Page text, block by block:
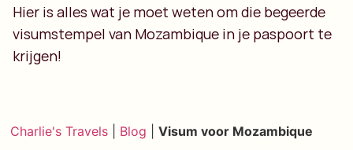
Hier is alles wat je moet weten om die begeerde
visumstempel van Mozambique in je paspoort te
krijgen!
Charlie's Travels Blog |Visum voor Mozambique